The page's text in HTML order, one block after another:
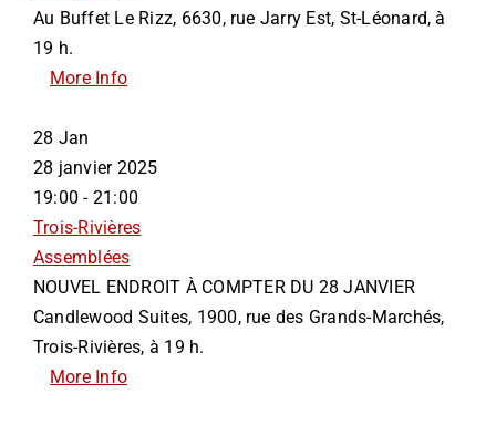
Au Buffet Le Rizz, 6630, rue Jarry Est, St-Léonard, à
19 h.
More Info
28 Jan
28 janvier 2025
19:00 - 21:00
Trois-Rivières
Assemblées
NOUVEL ENDROIT À COMPTER DU 28 JANVIER
Candlewood Suites, 1900, rue des Grands-Marchés,
Trois-Rivières, à 19 h.
More Info